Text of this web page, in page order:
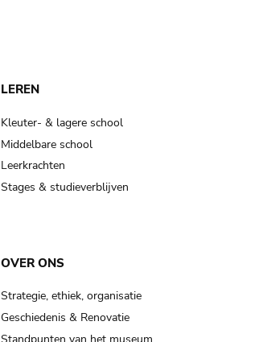
LEREN
Kleuter- & lagere school
Middelbare school
Leerkrachten
Stages & studieverblijven
OVER ONS
Strategie, ethiek, organisatie
Geschiedenis & Renovatie
Standpunten van het museum